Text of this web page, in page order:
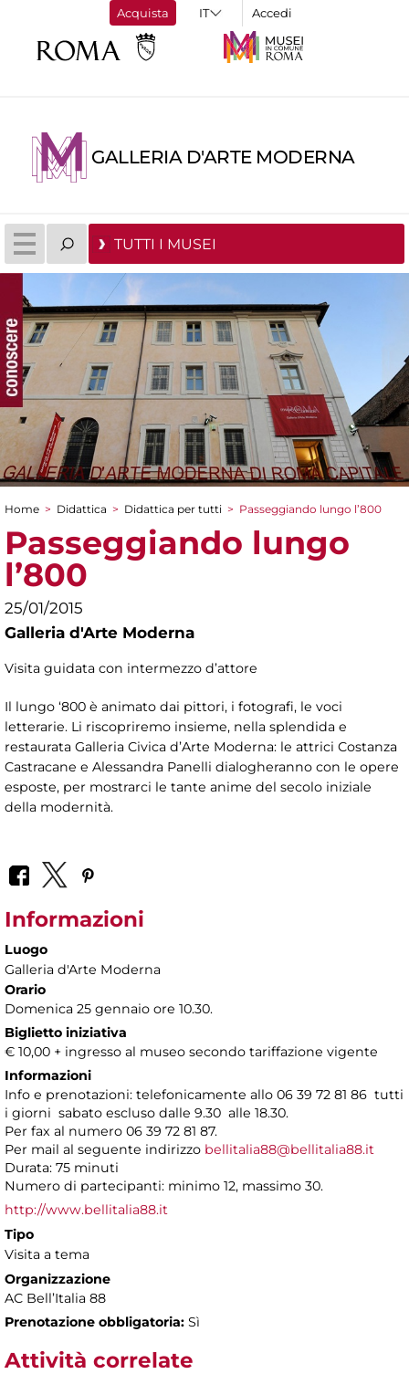
Acquista Accedi
GALLERIA D'ARTE MODERNA
TUTTI I MUSEI
Tu sei qui
Home > Didattica > Didattica per tutti > Passeggiando lungo l’800
Passeggiando lungo
l’800
25/01/2015
Galleria d'Arte Moderna
Visita guidata con intermezzo d’attore
Il lungo ‘800 è animato dai pittori, i fotografi, le voci
letterarie. Li riscopriremo insieme, nella splendida e
restaurata Galleria Civica d’Arte Moderna: le attrici Costanza
Castracane e Alessandra Panelli dialogheranno con le opere
esposte, per mostrarci le tante anime del secolo iniziale
della modernità.
Informazioni
Luogo
Galleria d'Arte Moderna
Orario
Domenica 25 gennaio ore 10.30.
Biglietto iniziativa
€ 10,00 + ingresso al museo secondo tariffazione vigente
Informazioni
Info e prenotazioni: telefonicamente allo 06 39 72 81 86 tutti
i giorni sabato escluso dalle 9.30 alle 18.30.
Per fax al numero 06 39 72 81 87.
Per mail al seguente indirizzo bellitalia88@bellitalia88.it
Durata: 75 minuti
Numero di partecipanti: minimo 12, massimo 30.
http://www.bellitalia88.it
Tipo
Visita a tema
Organizzazione
AC Bell’Italia 88
Prenotazione obbligatoria: Sì
Attività correlate